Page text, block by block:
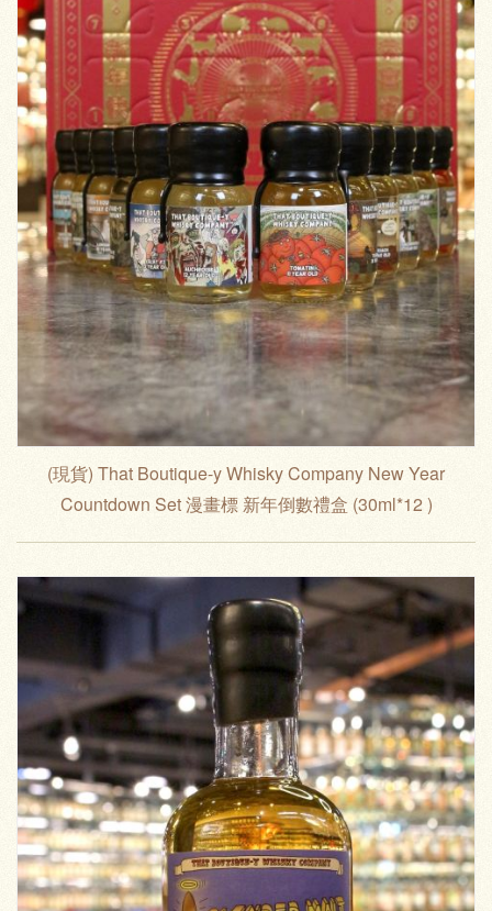
(現貨) That Boutique-y Whisky Company New Year
Countdown Set 漫畫標 新年倒數禮盒 (30ml*12 )